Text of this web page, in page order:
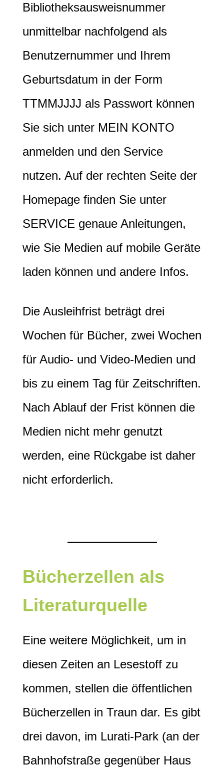
Bibliotheksausweisnummer
unmittelbar nachfolgend als
Benutzernummer und Ihrem
Geburtsdatum in der Form
TTMMJJJJ als Passwort können
Sie sich unter MEIN KONTO
anmelden und den Service
nutzen. Auf der rechten Seite der
Homepage finden Sie unter
SERVICE genaue Anleitungen,
wie Sie Medien auf mobile Geräte
laden können und andere Infos.
Die Ausleihfrist beträgt drei
Wochen für Bücher, zwei Wochen
für Audio- und Video-Medien und
bis zu einem Tag für Zeitschriften.
Nach Ablauf der Frist können die
Medien nicht mehr genutzt
werden, eine Rückgabe ist daher
nicht erforderlich.
Bücherzellen als
Literaturquelle
Eine weitere Möglichkeit, um in
diesen Zeiten an Lesestoff zu
kommen, stellen die öffentlichen
Bücherzellen in Traun dar. Es gibt
drei davon, im Lurati-Park (an der
Bahnhofstraße gegenüber Haus